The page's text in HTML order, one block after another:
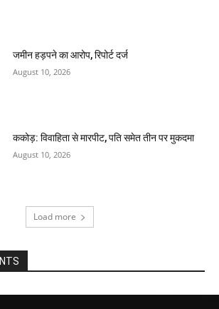
जमीन हड़पने का आरोप, रिपोर्ट दर्ज
August 10, 2026
ककोड़: विवाहिता से मारपीट, पति समेत तीन पर मुकदमा
August 10, 2026
Load more